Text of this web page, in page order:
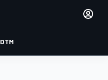
DTM